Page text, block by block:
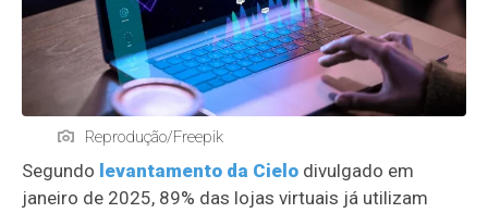
Reprodução/Freepik
Segundo levantamento da Cielo divulgado em
janeiro de 2025, 89% das lojas virtuais já utilizam